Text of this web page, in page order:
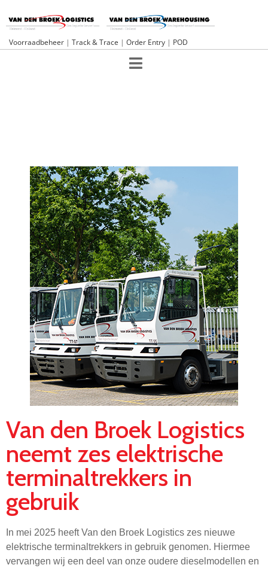
Voorraadbeheer | Track & Trace | Order Entry | POD
Van den Broek Logistics
neemt zes elektrische
terminaltrekkers in
gebruik
In mei 2025 heeft Van den Broek Logistics zes nieuwe
elektrische terminaltrekkers in gebruik genomen. Hiermee
vervangen wij een deel van onze oudere dieselmodellen en